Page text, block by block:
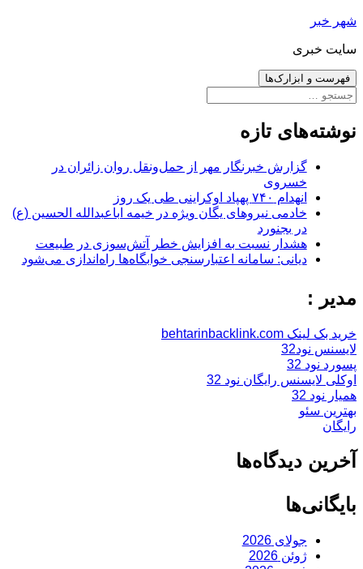
رفتن
نوشته‌ها
شهر خبر
سایت خبری
فهرست و ابزارک‌ها
جستجو
نوشته‌های تازه
گزارش خبرنگار مهر از حمل‌ونقل روان زائران در
خسروی
انهدام ۷۴۰ پهپاد اوکراینی طی یک روز
خادمی نیروهای یگان ویژه در خیمه اباعبدالله الحسین (ع)
در بجنورد
هشدار نسبت به افزایش خطر آتش‌سوزی در طبیعت
دیانی: سامانه اعتبارسنجی خوابگاه‌ها راه‌اندازی می‌شود
مدیر :
خرید بک لینک behtarinbacklink.com
لایسنس نود32
پسورد نود 32
اوکلی لایسنس رایگان نود 32
همیار نود 32
بهترین سئو
رایگان
آخرین دیدگاه‌ها
بایگانی‌ها
جولای 2026
ژوئن 2026